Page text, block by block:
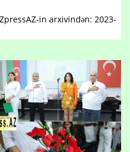
in arxivindən: 2023-